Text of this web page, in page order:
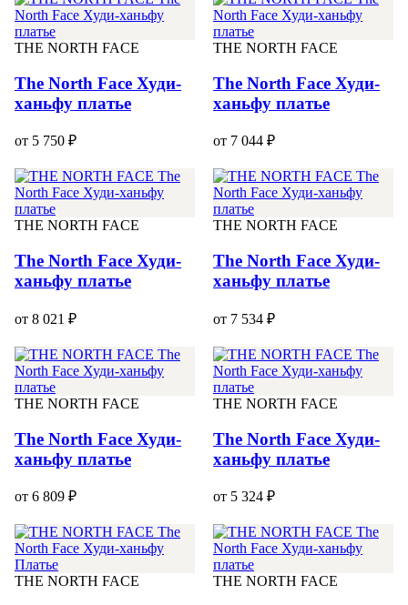
THE NORTH FACE
The North Face Худи-
ханьфу платье
от 5 750 ₽
THE NORTH FACE
The North Face Худи-
ханьфу платье
от 7 044 ₽
THE NORTH FACE
The North Face Худи-
ханьфу платье
от 8 021 ₽
THE NORTH FACE
The North Face Худи-
ханьфу платье
от 7 534 ₽
THE NORTH FACE
The North Face Худи-
ханьфу платье
от 6 809 ₽
THE NORTH FACE
The North Face Худи-
ханьфу платье
от 5 324 ₽
THE NORTH FACE THE NORTH FACE